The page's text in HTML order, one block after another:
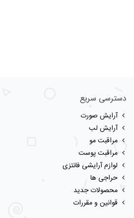
دسترسی سریع
آرایش صورت
آرایش لب
مراقبت مو
مراقبت پوست
لوازم آرایشی فانتزی
حراجی ها
محصولات جدید
قوانین و مقررات